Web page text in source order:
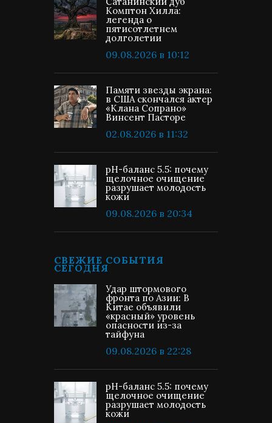
Комптон Хилла:
легенда о
пятисотлетнем
долголетии
09.08.2026 в 10:12
Памяти звезды экрана:
в США скончался актер
«Клана Сопрано»
Винсент Пасторе
02.08.2026 в 11:32
pH-баланс 5.5: почему
щелочное очищение
разрушает молодость
кожи
09.08.2026 в 20:34
СВЕЖИЕ СОБЫТИЯ
СЕГОДНЯ
Удар штормового
фронта по Азии: В
Китае объявили
«красный» уровень
опасности из-за
тайфуна
09.08.2026 в 22:28
pH-баланс 5.5: почему
щелочное очищение
разрушает молодость
кожи